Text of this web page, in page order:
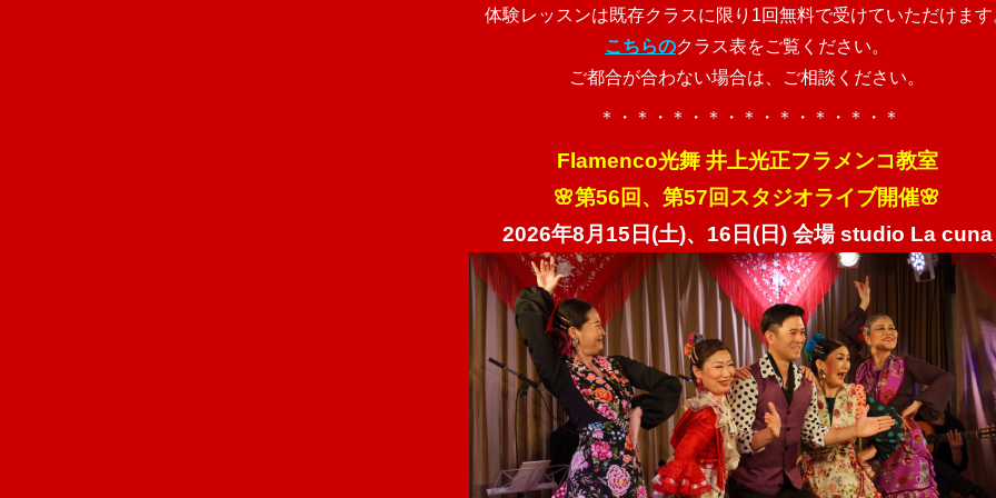
体験レッスンは既存クラスに限り1回無料で受けていただけます
こちらのクラス表をご覧ください。
ご都合が合わない場合は、ご相談ください。
＊・＊・＊・＊・＊・＊・＊・＊・＊
Flamenco光舞 井上光正フラメンコ教室
🌸第56回、第57回スタジオライブ開催🌸
2026年8月15日(土)、16日(日) 会場 studio La cuna